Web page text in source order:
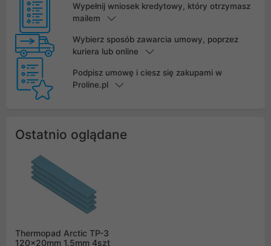
Wypełnij wniosek kredytowy, który otrzymasz
mailem
Wybierz sposób zawarcia umowy, poprzez
kuriera lub online
Podpisz umowę i ciesz się zakupami w
Proline.pl
Ostatnio oglądane
Thermopad Arctic TP-3
120x20mm 1.5mm 4szt